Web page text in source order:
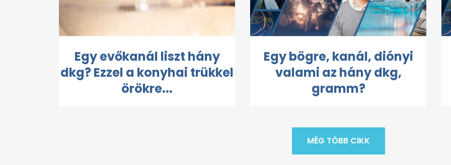
Egy evőkanál liszt hány
dkg? Ezzel a konyhai trükkel
örökre...
Egy bögre, kanál, diónyi
valami az hány dkg,
gramm?
MÉG TÖBB CIKK